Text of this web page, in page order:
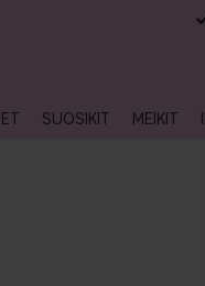
SUOSIKIT MEIKIT